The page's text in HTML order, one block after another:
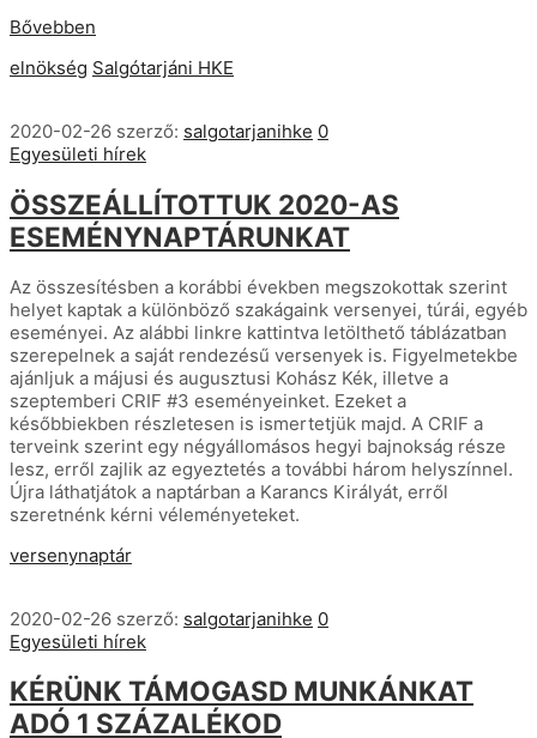
Bővebben
elnökség Salgótarjáni HKE
2020-02-26 szerző: salgotarjanihke 0
Egyesületi hírek
ÖSSZEÁLLÍTOTTUK 2020-AS
ESEMÉNYNAPTÁRUNKAT
Az összesítésben a korábbi években megszokottak szerint
helyet kaptak a különböző szakágaink versenyei, túrái, egyéb
eseményei. Az alábbi linkre kattintva letölthető táblázatban
szerepelnek a saját rendezésű versenyek is. Figyelmetekbe
ajánljuk a májusi és augusztusi Kohász Kék, illetve a
szeptemberi CRIF #3 eseményeinket. Ezeket a
későbbiekben részletesen is ismertetjük majd. A CRIF a
terveink szerint egy négyállomásos hegyi bajnokság része
lesz, erről zajlik az egyeztetés a további három helyszínnel.
Újra láthatjátok a naptárban a Karancs Királyát, erről
szeretnénk kérni véleményeteket.
versenynaptár
2020-02-26 szerző: salgotarjanihke 0
Egyesületi hírek
KÉRÜNK TÁMOGASD MUNKÁNKAT
ADÓ 1 SZÁZALÉKOD